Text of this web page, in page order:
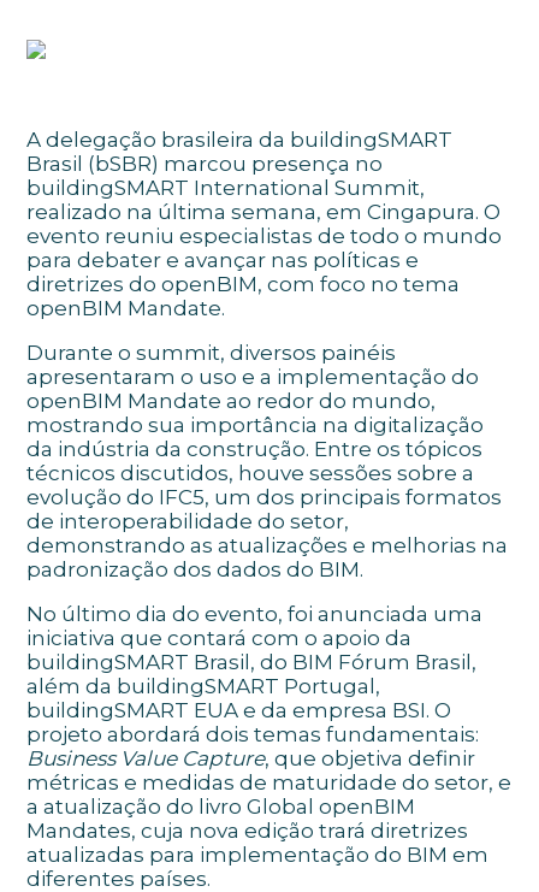
A delegação brasileira da buildingSMART
Brasil (bSBR) marcou presença no
buildingSMART International Summit,
realizado na última semana, em Cingapura. O
evento reuniu especialistas de todo o mundo
para debater e avançar nas políticas e
diretrizes do openBIM, com foco no tema
openBIM Mandate.
Durante o summit, diversos painéis
apresentaram o uso e a implementação do
openBIM Mandate ao redor do mundo,
mostrando sua importância na digitalização
da indústria da construção. Entre os tópicos
técnicos discutidos, houve sessões sobre a
evolução do IFC5, um dos principais formatos
de interoperabilidade do setor,
demonstrando as atualizações e melhorias na
padronização dos dados do BIM.
No último dia do evento, foi anunciada uma
iniciativa que contará com o apoio da
buildingSMART Brasil, do BIM Fórum Brasil,
além da buildingSMART Portugal,
buildingSMART EUA e da empresa BSI. O
projeto abordará dois temas fundamentais:
Business Value Capture, que objetiva definir
métricas e medidas de maturidade do setor, e
a atualização do livro Global openBIM
Mandates, cuja nova edição trará diretrizes
atualizadas para implementação do BIM em
diferentes países.